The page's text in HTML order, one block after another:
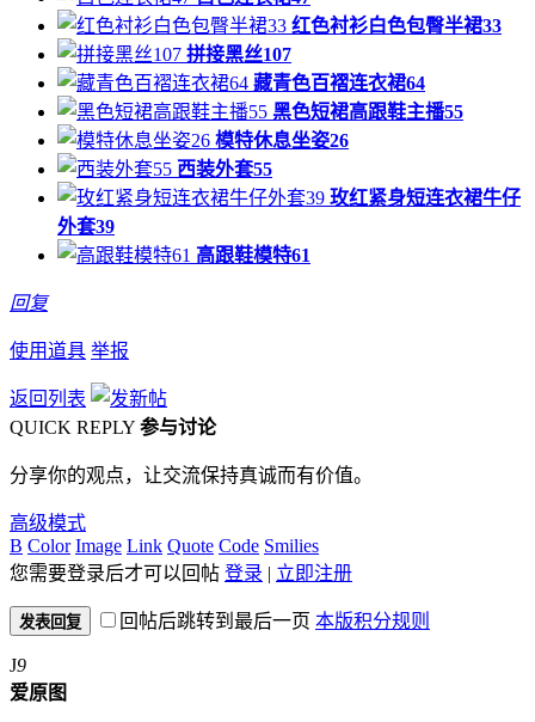
红色衬衫白色包臀半裙33
拼接黑丝107
藏青色百褶连衣裙64
黑色短裙高跟鞋主播55
模特休息坐姿26
西装外套55
玫红紧身短连衣裙牛仔
外套39
高跟鞋模特61
回复
使用道具 举报
返回列表
QUICK REPLY 参与讨论
分享你的观点，让交流保持真诚而有价值。
高级模式
B Color Image Link Quote Code Smilies
您需要登录后才可以回帖 登录 | 立即注册
发表回复 回帖后跳转到最后一页 本版积分规则
J9
爱原图